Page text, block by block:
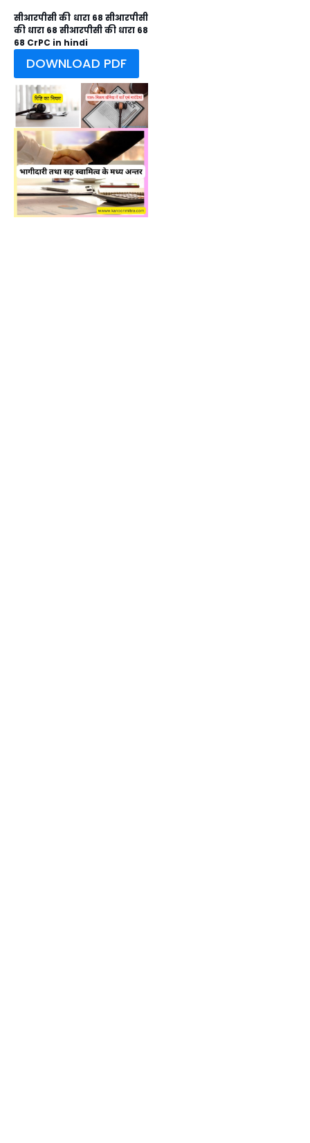
सीआरपीसी की धारा 68 सीआरपीसी
की धारा 68 सीआरपीसी की धारा 68
68 CrPC in hindi
DOWNLOAD PDF